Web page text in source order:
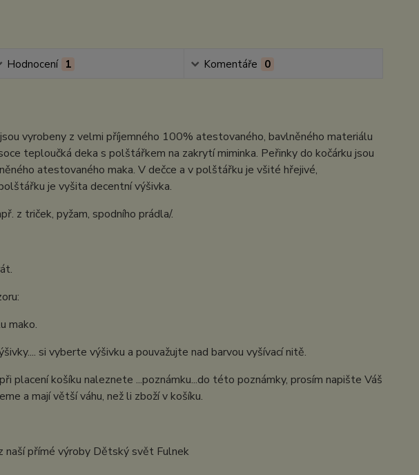
Hodnocení 1 Komentáře 0
vyrobeny z velmi příjemného 100% atestovaného, bavlněného materiálu
teploučká deka s polštářkem na zakrytí miminka. Peřinky do kočárku jsou
atestovaného maka. V dečce a v polštářku je všité hřejivé,
je vyšita decentní výšivka.
z triček, pyžam, spodního prádla/.
mako.
si vyberte výšivku a pouvažujte nad barvou vyšívací nitě.
placení košíku naleznete ...poznámku...do této poznámky, prosím napište Váš
a mají větší váhu, než li zboží v košíku.
naší přímé výroby Dětský svět Fulnek